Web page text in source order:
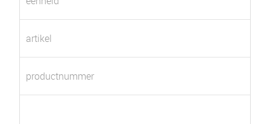
artikel
productnummer